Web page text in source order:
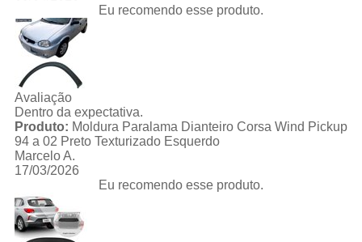
Eu recomendo esse produto.
Avaliação
Dentro da expectativa.
Produto: Moldura Paralama Dianteiro Corsa Wind Pickup
94 a 02 Preto Texturizado Esquerdo
Marcelo A.
17/03/2026
Eu recomendo esse produto.